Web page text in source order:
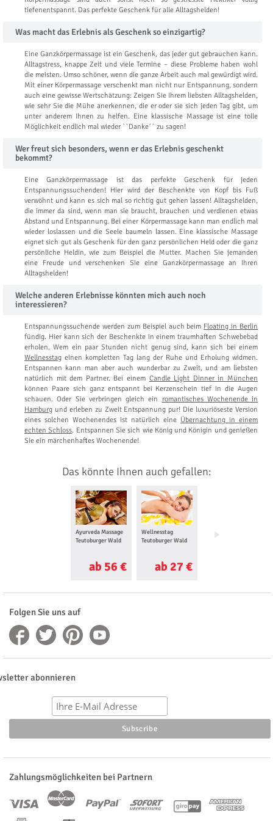
tiefenentspannt. Das perfekte Geschenk für alle Alltagshelden!
Was macht das Erlebnis als Geschenk so einzigartig?
Eine Ganzkörpermassage ist ein Geschenk, das jeder gut gebrauchen kann.
Alltagstress, knappe Zeit und viele Termine – diese Probleme haben wohl
die meisten. Umso schöner, wenn die ganze Arbeit auch mal gewürdigt wird.
Mit einer Körpermassage verschenkt man nicht nur Entspannung, sondern
auch eine gewisse Wertschätzung: Zeigen Sie Ihrem liebsten Alltagshelden,
wie sehr Sie die Mühe anerkennen, die er oder sie sich jeden Tag gibt, um
unter anderem Ihnen zu helfen. Eine klassische Massage ist eine tolle
Möglichkeit endlich mal wieder ``Danke´´ zu sagen!
Wer freut sich besonders, wenn er das Erlebnis geschenkt
bekommt?
Eine Ganzkörpermassage ist das perfekte Geschenk für jeden
Entspannungssuchenden! Hier wird der Beschenkte von Kopf bis Fuß
verwöhnt und kann es sich mal so richtig gut gehen lassen! Alltagshelden,
die immer da sind, wenn man sie braucht, brauchen und verdienen etwas
Abstand und Entspannung. Bei einer Körpermassage kann man endlich mal
wieder loslassen und die Seele baumeln lassen. Eine klassische Massage
eignet sich gut als Geschenk für den ganz persönlichen Held oder die ganz
persönliche Heldin, wie zum Beispiel die Mutter. Machen Sie jemanden
eine Freude und verschenken Sie eine Ganzkörpermassage an Ihren
Alltagshelden!
Welche anderen Erlebnisse könnten mich auch noch
interessieren?
Entspannungssuchende werden zum Beispiel auch beim Floating in Berlin
fündig. Hier kann sich der Beschenkte in einem traumhaften Schwebebad
erholen. Wem ein paar Stunden nicht genug sind, kann sich bei einem
Wellnesstag einen kompletten Tag lang der Ruhe und Erholung widmen.
Entspannen kann man aber auch wunderbar zu Zweit, und am liebsten
natürlich mit dem Partner. Bei einem Candle Light Dinner in München
können Paare sich ganz entspannt bei Kerzenschein tief in die Augen
schauen. Oder Sie verbringen gleich ein romantisches Wochenende in
Hamburg und erleben zu Zweit Entspannung pur! Die luxuriöseste Version
eines solchen Wochenendes ist natürlich eine Übernachtung in einem
echten Schloss. Entspannen Sie sich wie König und Königin und genießen
Sie ein märchenhaftes Wochenende!
Das könnte Ihnen auch gefallen:
Ayurveda Massage
Teutoburger Wald
ab 56 €
Wellnesstag
Teutoburger Wald
ab 27 €
After Work
Folgen Sie uns auf
abonnieren
Zahlungsmöglichkeiten bei Partnern